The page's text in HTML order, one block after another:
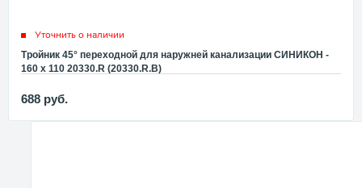
Уточнить о наличии
Тройник 45° переходной для наружней канализации СИНИКОН -
160 x 110 20330.R (20330.R.B)
688 руб.